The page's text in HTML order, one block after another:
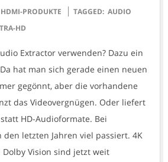
HDMI-PRODUKTE TAGGED: AUDIO
HD
Extractor verwenden? Dazu ein
hat man sich gerade einen neuen
gegönnt, aber die vorhandene
das Videovergnügen. Oder liefert
HD-Audioformate. Bei
letzten Jahren viel passiert. 4K
Dolby Vision sind jetzt weit